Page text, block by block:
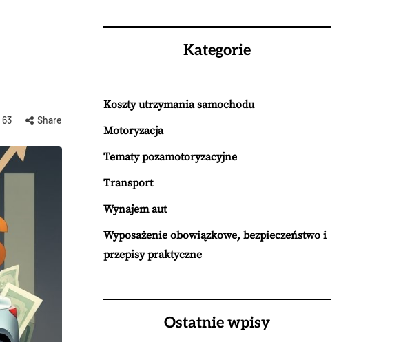
63 Share
Kategorie
Koszty utrzymania samochodu
Motoryzacja
Tematy pozamotoryzacyjne
Transport
Wynajem aut
Wyposażenie obowiązkowe, bezpieczeństwo i
przepisy praktyczne
Ostatnie wpisy